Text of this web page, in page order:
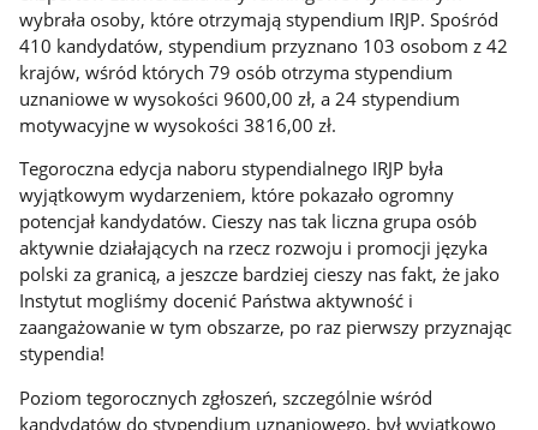
wybrała osoby, które otrzymają stypendium IRJP. Spośród
410 kandydatów, stypendium przyznano 103 osobom z 42
krajów, wśród których 79 osób otrzyma stypendium
uznaniowe w wysokości 9600,00 zł, a 24 stypendium
motywacyjne w wysokości 3816,00 zł.
Tegoroczna edycja naboru stypendialnego IRJP była
wyjątkowym wydarzeniem, które pokazało ogromny
potencjał kandydatów. Cieszy nas tak liczna grupa osób
aktywnie działających na rzecz rozwoju i promocji języka
polski za granicą, a jeszcze bardziej cieszy nas fakt, że jako
Instytut mogliśmy docenić Państwa aktywność i
zaangażowanie w tym obszarze, po raz pierwszy przyznając
stypendia!
Poziom tegorocznych zgłoszeń, szczególnie wśród
kandydatów do stypendium uznaniowego, był wyjątkowo